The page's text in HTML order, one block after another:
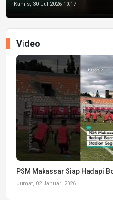
Kamis, 30 Jul 2026 10:17
Video
PSM Makassar Siap Hadapi
Jumat, 02 Januari 2026